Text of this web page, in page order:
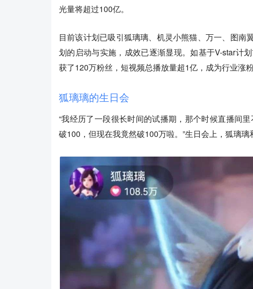
光量将超过100亿。
目前该计划已吸引狐璃璃、机灵小熊猫、万一、图南
划的启动与实施，成效已逐渐显现。如基于V-star计
获了120万粉丝，短视频总播放量超1亿，成为行业涨粉
狐璃璃的生日会
“我经历了一段很长时间的试播期，那个时候直播间
破100，但现在我竟然破100万啦。”生日会上，狐璃璃